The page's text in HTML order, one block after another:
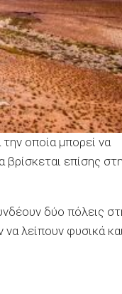
οποία μπορεί να
βρίσκεται επίσης
δύο πόλεις
λείπουν φυσικά